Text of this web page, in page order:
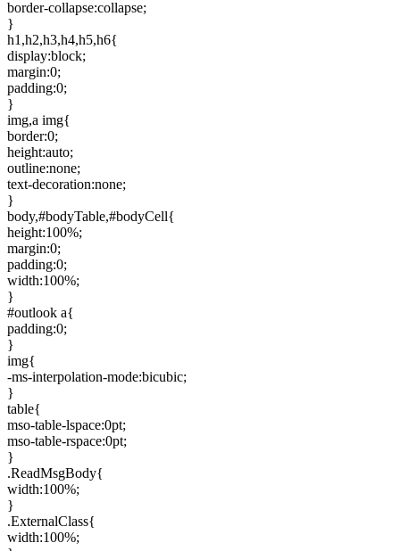
border-collapse:collapse;
}
h1,h2,h3,h4,h5,h6{
display:block;
margin:0;
padding:0;
}
img,a img{
border:0;
height:auto;
outline:none;
text-decoration:none;
}
body,#bodyTable,#bodyCell{
height:100%;
margin:0;
padding:0;
width:100%;
}
#outlook a{
padding:0;
}
img{
-ms-interpolation-mode:bicubic;
}
table{
mso-table-lspace:0pt;
mso-table-rspace:0pt;
}
.ReadMsgBody{
width:100%;
}
.ExternalClass{
width:100%;